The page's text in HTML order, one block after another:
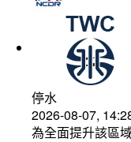
停水
2026-08-07,
為全面提升該區